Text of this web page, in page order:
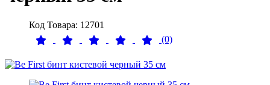
Код Товара: 12701
(0)